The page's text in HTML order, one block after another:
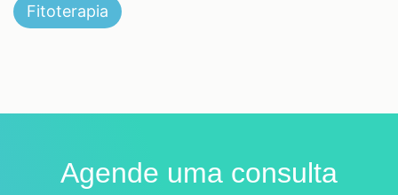
Fitoterapia
Agende uma consulta